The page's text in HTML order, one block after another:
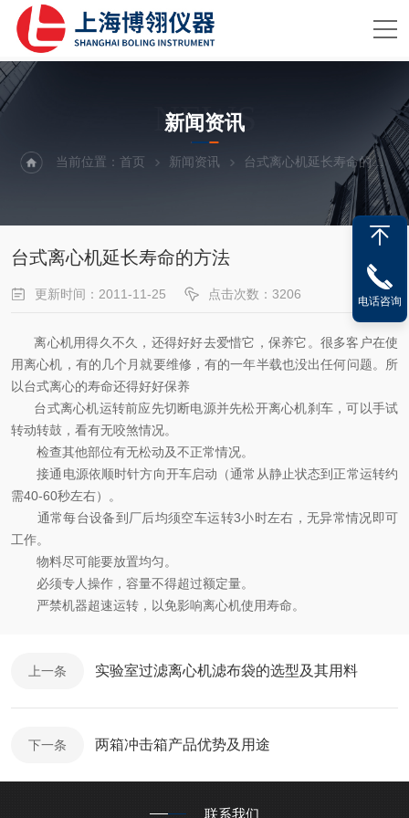
NEWS
新闻资讯
当前位置：首页 新闻资讯 台式离心机延长寿命的方法
台式离心机延长寿命的方法
更新时间：2011-11-25 点击次数：3206
离心机用得久不久，还得好好去爱惜它，保养它。很多客户在使
用离心机，有的几个月就要维修，有的一年半载也没出任何问题。所
以台式离心的寿命还得好好保养
台式离心机运转前应先切断电源并先松开离心机刹车，可以手试
转动转鼓，看有无咬煞情况。
检查其他部位有无松动及不正常情况。
接通电源依顺时针方向开车启动（通常从静止状态到正常运转约
需40-60秒左右）。
通常每台设备到厂后均须空车运转3小时左右，无异常情况即可
工作。
物料尽可能要放置均匀。
必须专人操作，容量不得超过额定量。
严禁机器超速运转，以免影响离心机使用寿命。
上一条 实验室过滤离心机滤布袋的选型及其用料
下一条 两箱冲击箱产品优势及用途
联系我们
电话咨询